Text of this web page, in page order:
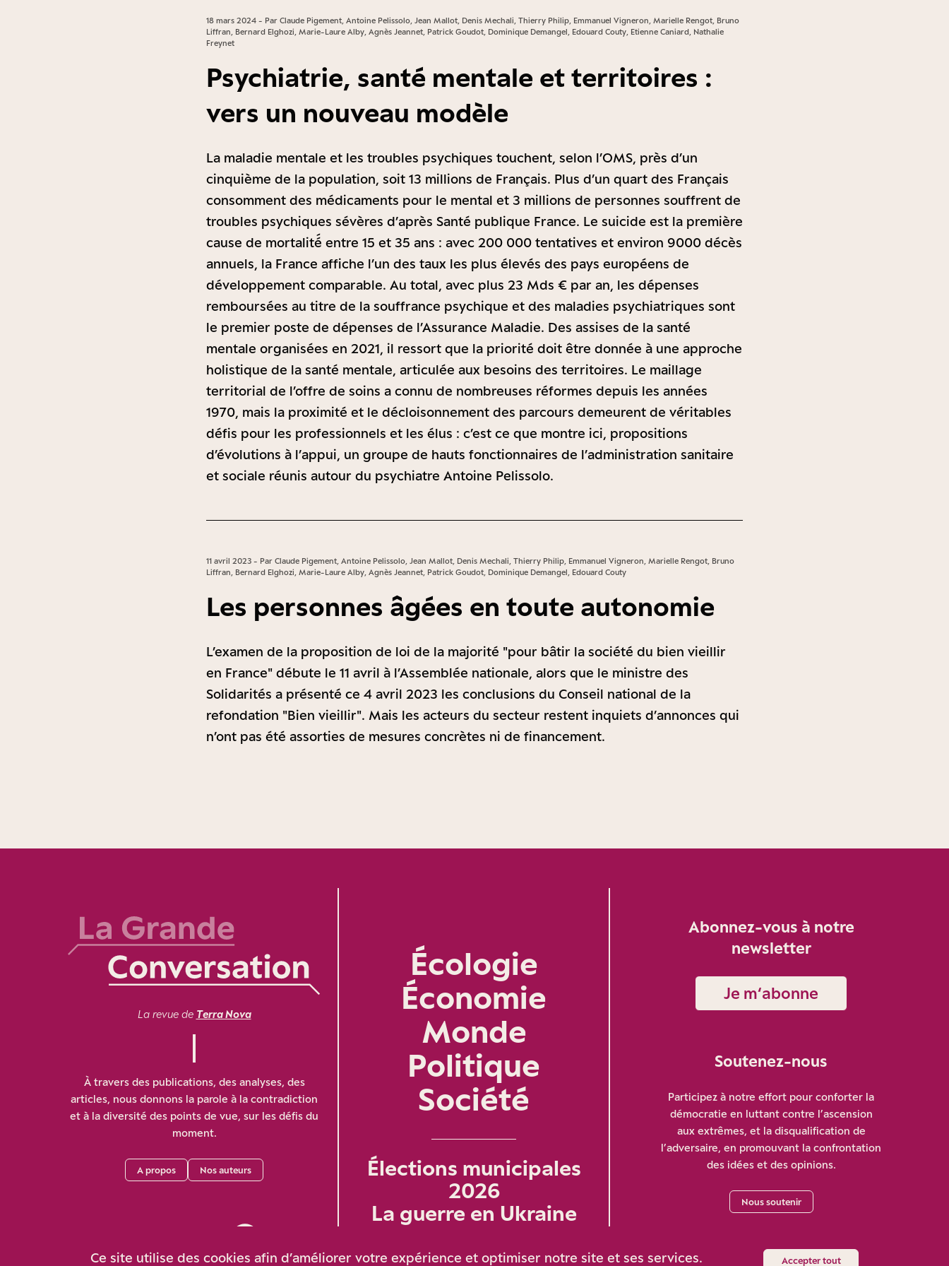
18 mars 2024 - Par Claude Pigement, Antoine Pelissolo, Jean Mallot, Denis Mechali, Thierry Philip, Emmanuel Vigneron, Marielle Rengot, Bruno
Liffran, Bernard Elghozi, Marie-Laure Alby, Agnès Jeannet, Patrick Goudot, Dominique Demangel, Edouard Couty, Etienne Caniard, Nathalie
Freynet
Psychiatrie, santé mentale et territoires :
vers un nouveau modèle
La maladie mentale et les troubles psychiques touchent, selon l’OMS, près d’un
cinquième de la population, soit 13 millions de Français. Plus d’un quart des Français
consomment des médicaments pour le mental et 3 millions de personnes souffrent de
troubles psychiques sévères d’après Santé publique France. Le suicide est la première
cause de mortalité́ entre 15 et 35 ans : avec 200 000 tentatives et environ 9000 décès
annuels, la France affiche l’un des taux les plus élevés des pays européens de
développement comparable. Au total, avec plus 23 Mds € par an, les dépenses
remboursées au titre de la souffrance psychique et des maladies psychiatriques sont
le premier poste de dépenses de l’Assurance Maladie. Des assises de la santé
mentale organisées en 2021, il ressort que la priorité doit être donnée à une approche
holistique de la santé mentale, articulée aux besoins des territoires. Le maillage
territorial de l’offre de soins a connu de nombreuses réformes depuis les années
1970, mais la proximité et le décloisonnement des parcours demeurent de véritables
défis pour les professionnels et les élus : c’est ce que montre ici, propositions
d’évolutions à l’appui, un groupe de hauts fonctionnaires de l’administration sanitaire
et sociale réunis autour du psychiatre Antoine Pelissolo.
11 avril 2023 - Par Claude Pigement, Antoine Pelissolo, Jean Mallot, Denis Mechali, Thierry Philip, Emmanuel Vigneron, Marielle Rengot, Bruno
Liffran, Bernard Elghozi, Marie-Laure Alby, Agnès Jeannet, Patrick Goudot, Dominique Demangel, Edouard Couty
Les personnes âgées en toute autonomie
L’examen de la proposition de loi de la majorité "pour bâtir la société du bien vieillir
en France" débute le 11 avril à l’Assemblée nationale, alors que le ministre des
Solidarités a présenté ce 4 avril 2023 les conclusions du Conseil national de la
refondation "Bien vieillir". Mais les acteurs du secteur restent inquiets d’annonces qui
n’ont pas été assorties de mesures concrètes ni de financement.
La revue de Terra Nova
À travers des publications, des analyses, des
articles, nous donnons la parole à la contradiction
et à la diversité des points de vue, sur les défis du
moment.
A propos Nos auteurs
Écologie
Économie
Monde
Politique
Société
Élections municipales
2026
La guerre en Ukraine
Abonnez-vous à notre
newsletter
Je m‘abonne
Soutenez-nous
Participez à notre effort pour conforter la
démocratie en luttant contre l’ascension
aux extrêmes, et la disqualification de
l’adversaire, en promouvant la confrontation
des idées et des opinions.
Nous soutenir
Ce site utilise des cookies afin d’améliorer votre expérience et optimiser notre site et ses services. Accepter tout